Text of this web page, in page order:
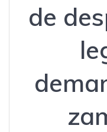
de